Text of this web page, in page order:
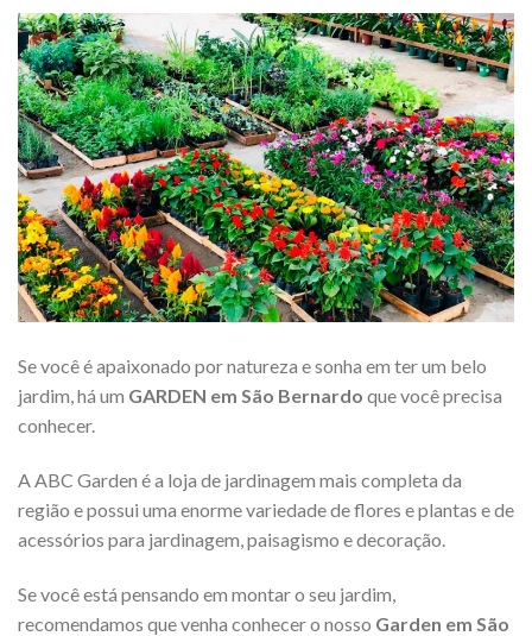
Se você é apaixonado por natureza e sonha em ter um belo
jardim, há um GARDEN em São Bernardo que você precisa
conhecer.
A ABC Garden é a loja de jardinagem mais completa da
região e possui uma enorme variedade de flores e plantas e de
acessórios para jardinagem, paisagismo e decoração.
Se você está pensando em montar o seu jardim,
recomendamos que venha conhecer o nosso Garden em São